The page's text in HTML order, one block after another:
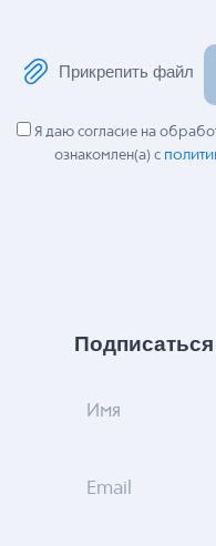
Прикрепить файл
Я даю согласие на
ознакомлен(а) с
Имя
Email